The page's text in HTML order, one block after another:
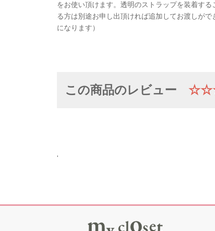
をお使い頂けます。透明のストラップを装着す
る方は別途お申し出頂ければ追加してお渡しが
になります）
この商品のレビュー
'